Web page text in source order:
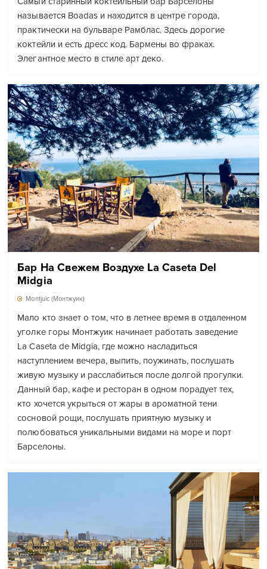
называется Boadas и находится в центре города,
практически на бульваре Рамблас. Здесь дорогие
коктейли и есть дресс код. Бармены во фраках.
Элегантное место в стиле арт деко.
Бар На Свежем Воздухе La Caseta Del
Midgia
Montjuic (Монтжуик)
Мало кто знает о том, что в летнее время в отдаленном
уголке горы Монтжуик начинает работать заведение
La Caseta de Midgia, где можно насладиться
наступлением вечера, выпить, поужинать, послушать
живую музыку и расслабиться после долгой прогулки.
Данный бар, кафе и ресторан в одном порадует тех,
кто хочется укрыться от жары в ароматной тени
сосновой рощи, послушать приятную музыку и
полюбоваться уникальными видами на море и порт
Барселоны.